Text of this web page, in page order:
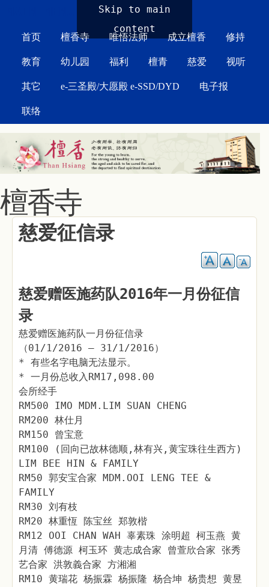
Skip to main
content
首页 檀香寺 唯悟法师 成立檀香 修持
教育 幼儿园 福利 檀青 慈爱 视听
其它 e-三圣殿/大愿殿 e-SSD/DYD 电子报
联络
檀香寺
慈爱征信录
慈爱赠医施药队2016年一月份征信
录
慈爱赠医施药队一月份征信录
（01/1/2016 – 31/1/2016）
* 有些名字电脑无法显示。
* 一月份总收入RM17,098.00
会所经手
RM500 IMO MDM.LIM SUAN CHENG
RM200 林仕月
RM150 曾宝意
RM100 (回向已故林德顺,林有兴,黄宝珠往生西方)
LIM BEE HIN & FAMILY
RM50 郭安宝合家 MDM.OOI LENG TEE &
FAMILY
RM30 刘有枝
RM20 林重恆 陈宝丝 郑敦楷
RM12 OOI CHAN WAH 辜素珠 涂明超 柯玉燕 黄
月清 傅德源 柯玉环 黄志成合家 曾萱欣合家 张秀
艺合家 洪敦義合家 方湘湘
RM10 黄瑞花 杨振霖 杨振隆 杨合坤 杨贵想 黄昱